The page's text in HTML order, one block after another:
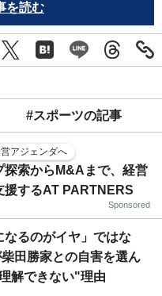
を読む
#スポーツの記事
アジェンダへ
探索からM&Aまで、経営
援するAT PARTNERS
Sponsored
なるのがイヤ」ではな
田勝家との自害を選ん
解できない"理由